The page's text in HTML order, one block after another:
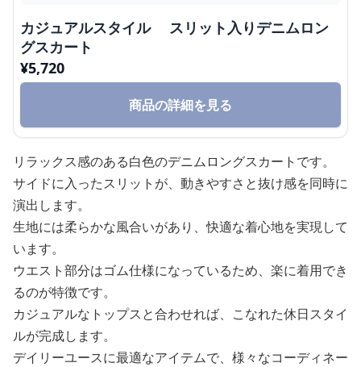
カジュアルスタイル スリット入りデニムロン
グスカート
¥5,720
商品の詳細を見る
リラックス感のある白色のデニムロングスカートです。
サイドに入ったスリットが、動きやすさと抜け感を同時に
演出します。
生地には柔らかな風合いがあり、快適な着心地を実現して
います。
ウエスト部分はゴム仕様になっているため、楽に着用でき
るのが特徴です。
カジュアルなトップスと合わせれば、こなれた休日スタイ
ルが完成します。
デイリーユースに最適なアイテムで、様々なコーディネー